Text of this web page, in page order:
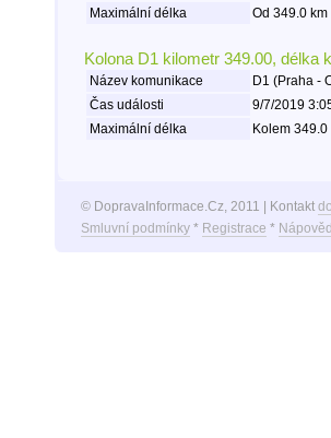
Maximální délka
Od 349.0
Kolona D1 kilometr 349.00, délka
Název komunikace
D1 (Praha -
Čas události
9/7/2019
Maximální délka
Kolem
© DopravaInformace.Cz, 2011 | Kontakt
Smluvní podmínky* Registrace *